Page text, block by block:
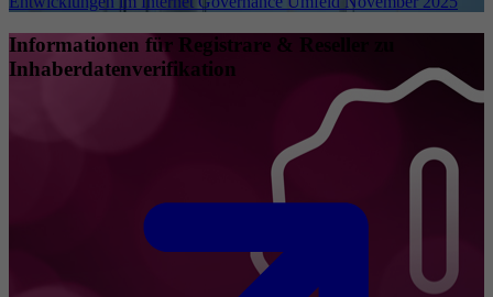
Informationen für Registrare & Reseller zu
Inhaberdatenverifikation